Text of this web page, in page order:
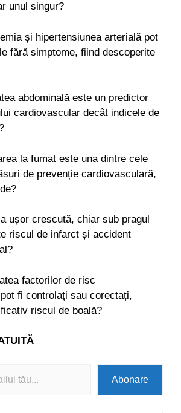
unul singur?
și hipertensiunea arterială pot
fără simptome, fiind descoperite
abdominală este un predictor
cardiovascular decât indicele de
la fumat este una dintre cele
de prevenție cardiovasculară,
ușor crescută, chiar sub pragul
riscul de infarct și accident
factorilor de risc
fi controlați sau corectați,
riscul de boală?
Abonare